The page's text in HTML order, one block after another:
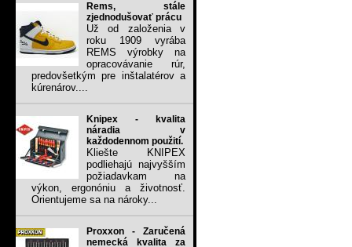
Rems, stále
zjednodušovať prácu
Už od založenia v
roku 1909 vyrába
REMS výrobky na
opracovávanie rúr,
predovšetkým pre inštalatérov a
kúrenárov....
Knipex - kvalita
náradia v
každodennom použití.
Kliešte KNIPEX
podliehajú najvyšším
požiadavkam na
výkon, ergonóniu a životnosť.
Orientujeme sa na nároky...
Proxxon - Zaručená
nemecká kvalita za